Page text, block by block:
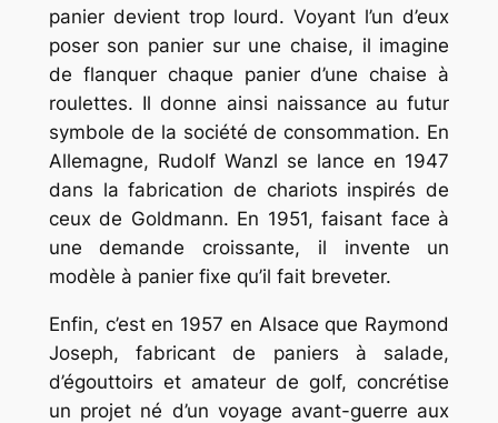
panier devient trop lourd. Voyant l’un d’eux
poser son panier sur une chaise, il imagine
de flanquer chaque panier d’une chaise à
roulettes. Il donne ainsi naissance au futur
symbole de la société de consommation. En
Allemagne, Rudolf Wanzl se lance en 1947
dans la fabrication de chariots inspirés de
ceux de Goldmann. En 1951, faisant face à
une demande croissante, il invente un
modèle à panier fixe qu’il fait breveter.
Enfin, c’est en 1957 en Alsace que Raymond
Joseph, fabricant de paniers à salade,
d’égouttoirs et amateur de golf, concrétise
un projet né d’un voyage avant-guerre aux